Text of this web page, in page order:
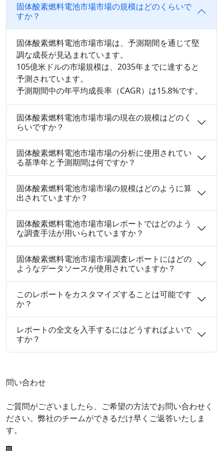
固体酸素燃料電池市場市場の規模はどのくらいで
すか？
固体酸素燃料電池市場市場は、予測期間を通じて堅
調な成長が見込まれています。
105億米ドルの市場規模は、2035年までに達すると
予測されています。
予測期間中の年平均成長率（CAGR）は15.8%です。
固体酸素燃料電池市場市場の現在の規模はどのく
らいですか？
固体酸素燃料電池市場市場の分析に使用されてい
る基準年と予測期間は何ですか？
固体酸素燃料電池市場市場の規模はどのように算
出されていますか？
固体酸素燃料電池市場市場レポートではどのよう
な調査手法が用いられていますか？
固体酸素燃料電池市場市場調査レポートにはどの
ようなデータソースが使用されていますか？
このレポートをカスタマイズすることは可能です
か？
レポートの全文を入手するにはどうすればよいで
すか？
問い合わせ
ご質問がございましたら、ご希望の方法でお問い合わせく
ださい。弊社のチームができるだけ早くご返答いたしま
す。